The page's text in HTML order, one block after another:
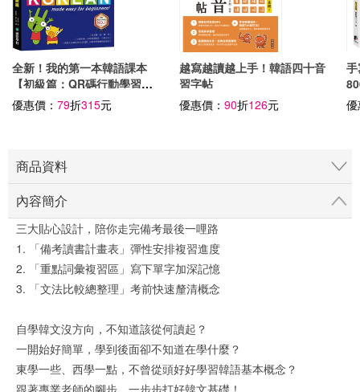
全新！我的第一本韓語課本
【初級篇：QR碼行動學習
版】：最多韓語老師指定教
材，適用完全初學、從零開始
優惠價： 79折315元
越寫越讀越上手！韓語四十音
習字帖
優惠價：90折126元
商品資料
內容簡介
三大貼心設計，陪你走完備考最後一哩路
1. 「備考讀書計畫表」彈性安排複習進度
2. 「重點詞彙複習區」寫下單字加深記憶
3. 「文法比較總整理」考前快速釐清概念
自學韓文沒方向，不知道該從何讀起？
一開始好簡單，學到後面卻不知道在學什麼？
東學一些、西學一點，不曾從頭好好學習韓語基本概念？
跟著專業老師的腳步，一步步打好韓文基礎！